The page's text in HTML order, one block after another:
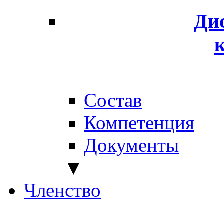
Состав
Компетенция
Документы
▼
Членство